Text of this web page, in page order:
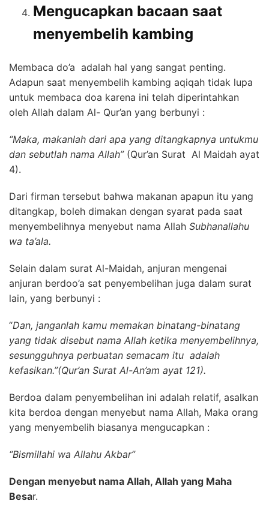
Mengucapkan bacaan saat
menyembelih kambing
Membaca do’a adalah hal yang sangat penting.
Adapun saat menyembelih kambing aqiqah tidak lupa
untuk membaca doa karena ini telah diperintahkan
oleh Allah dalam Al- Qur’an yang berbunyi :
“Maka, makanlah dari apa yang ditangkapnya untukmu
dan sebutlah nama Allah”(Qur’an Surat Al Maidah ayat
4).
Dari firman tersebut bahwa makanan apapun itu yang
ditangkap, boleh dimakan dengan syarat pada saat
menyembelihnya menyebut nama Allah Subhanallahu
wa ta’ala.
Selain dalam surat Al-Maidah, anjuran mengenai
anjuran berdoo’a sat penyembelihan juga dalam surat
lain, yang berbunyi :
“Dan, janganlah kamu memakan binatang-binatang
yang tidak disebut nama Allah ketika menyembelihnya,
sesungguhnya perbuatan semacam itu adalah
kefasikan.”(Qur’an Surat Al-An’am ayat 121).
Berdoa dalam penyembelihan ini adalah relatif, asalkan
kita berdoa dengan menyebut nama Allah, Maka orang
yang menyembelih biasanya mengucapkan :
“Bismillahi wa Allahu Akbar”
Dengan menyebut nama Allah, Allah yang Maha
Besar.